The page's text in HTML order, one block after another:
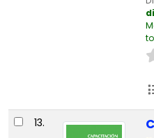
13.